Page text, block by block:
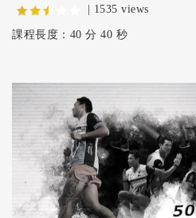
| 1535 views
課程長度：40 分 40 秒